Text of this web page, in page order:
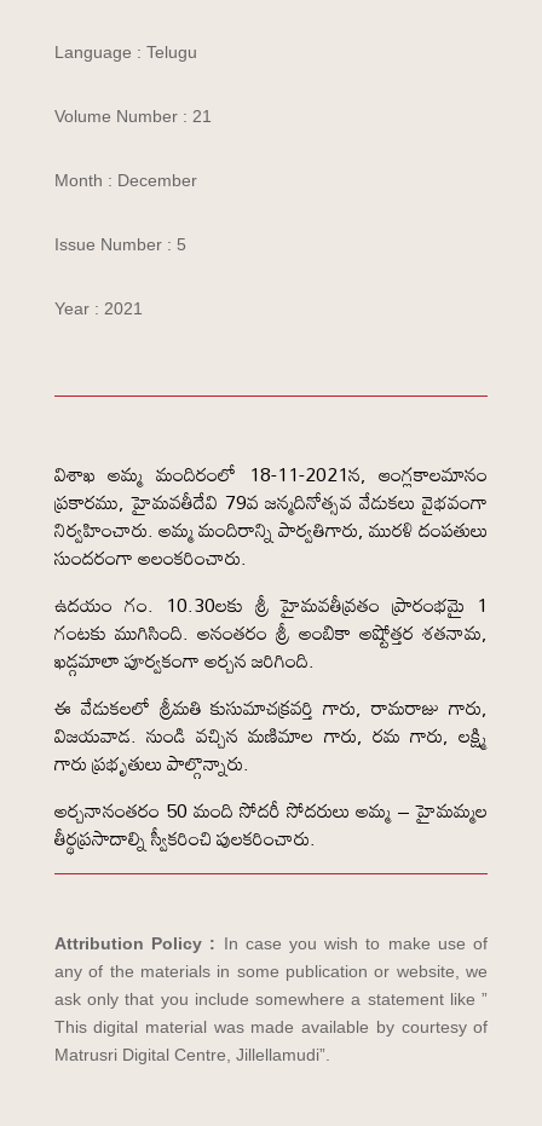
Language : Telugu
Volume Number : 21
Month : December
Issue Number : 5
Year : 2021
విశాఖ అమ్మ మందిరంలో 18-11-2021న, ఆంగ్లకాలమానం
ప్రకారము, హైమవతీదేవి 79వ జన్మదినోత్సవ వేడుకలు వైభవంగా
నిర్వహించారు. అమ్మ మందిరాన్ని పార్వతిగారు, మురళి దంపతులు
సుందరంగా అలంకరించారు.
ఉదయం గం. 10.30లకు శ్రీ హైమవతీవ్రతం ప్రారంభమై 1
గంటకు ముగిసింది. అనంతరం శ్రీ అంబికా అష్టోత్తర శతనామ,
ఖడ్గమాలా పూర్వకంగా అర్చన జరిగింది.
ఈ వేడుకలలో శ్రీమతి కుసుమాచక్రవర్తి గారు, రామరాజు గారు,
విజయవాడ. నుండి వచ్చిన మణిమాల గారు, రమ గారు, లక్ష్మి
గారు ప్రభృతులు పాల్గొన్నారు.
అర్చనానంతరం 50 మంది సోదరీ సోదరులు అమ్మ – హైమమ్మల
తీర్థప్రసాదాల్ని స్వీకరించి పులకరించారు.
Attribution Policy : In case you wish to make use of
any of the materials in some publication or website, we
ask only that you include somewhere a statement like ”
This digital material was made available by courtesy of
Matrusri Digital Centre, Jillellamudi”.